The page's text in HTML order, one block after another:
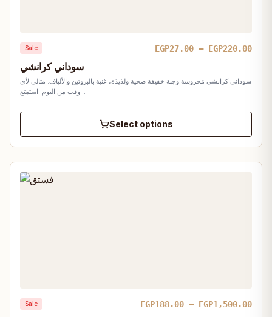
Sale EGP27.00 – EGP220.00
سوداني كرانشي
سوداني كرانشي مَحروسة:وجبة خفيفة صحية ولذيذة، غنية بالبروتين والألياف. مثالي لأي
وقت من اليوم. استمتع…
Select options
Sale EGP188.00 – EGP1,500.00